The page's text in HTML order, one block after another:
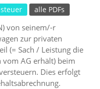
alle PDFs
von seinem/-r
zur privaten
(= Sach / Leistung die
AG erhält) beim
Dies erfolgt